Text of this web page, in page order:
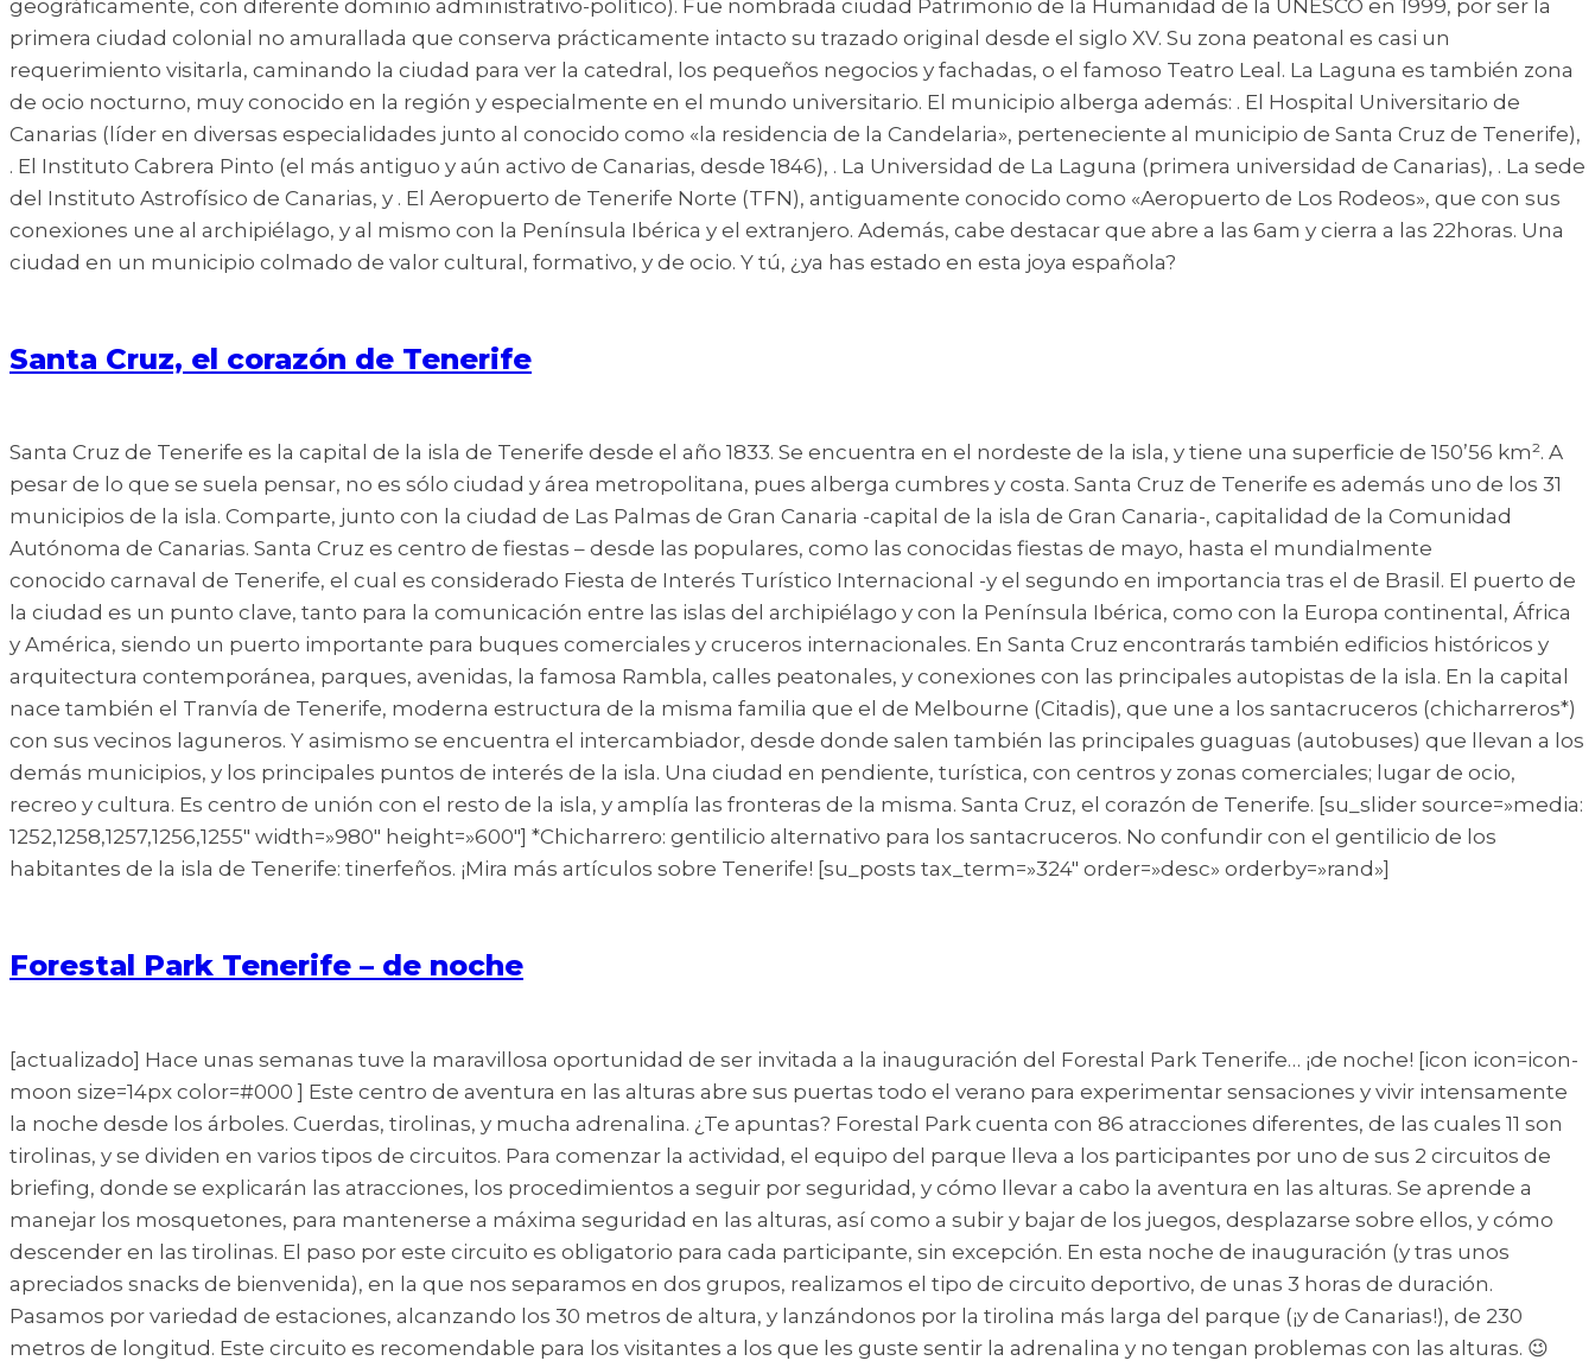
geográficamente, con diferente dominio administrativo-político). Fue nombrada ciudad Patrimonio de la Humanidad de la UNESCO en 1999, por ser la
primera ciudad colonial no amurallada que conserva prácticamente intacto su trazado original desde el siglo XV. Su zona peatonal es casi un
requerimiento visitarla, caminando la ciudad para ver la catedral, los pequeños negocios y fachadas, o el famoso Teatro Leal. La Laguna es también zona
de ocio nocturno, muy conocido en la región y especialmente en el mundo universitario. El municipio alberga además: . El Hospital Universitario de
Canarias (líder en diversas especialidades junto al conocido como «la residencia de la Candelaria», perteneciente al municipio de Santa Cruz de Tenerife),
. El Instituto Cabrera Pinto (el más antiguo y aún activo de Canarias, desde 1846), . La Universidad de La Laguna (primera universidad de Canarias), . La sede
del Instituto Astrofísico de Canarias, y . El Aeropuerto de Tenerife Norte (TFN), antiguamente conocido como «Aeropuerto de Los Rodeos», que con sus
conexiones une al archipiélago, y al mismo con la Península Ibérica y el extranjero. Además, cabe destacar que abre a las 6am y cierra a las 22horas. Una
ciudad en un municipio colmado de valor cultural, formativo, y de ocio. Y tú, ¿ya has estado en esta joya española?
Santa Cruz, el corazón de Tenerife
Santa Cruz de Tenerife es la capital de la isla de Tenerife desde el año 1833. Se encuentra en el nordeste de la isla, y tiene una superficie de 150’56 km². A
pesar de lo que se suela pensar, no es sólo ciudad y área metropolitana, pues alberga cumbres y costa. Santa Cruz de Tenerife es además uno de los 31
municipios de la isla. Comparte, junto con la ciudad de Las Palmas de Gran Canaria -capital de la isla de Gran Canaria-, capitalidad de la Comunidad
Autónoma de Canarias. Santa Cruz es centro de fiestas – desde las populares, como las conocidas fiestas de mayo, hasta el mundialmente
conocido carnaval de Tenerife, el cual es considerado Fiesta de Interés Turístico Internacional -y el segundo en importancia tras el de Brasil. El puerto de
la ciudad es un punto clave, tanto para la comunicación entre las islas del archipiélago y con la Península Ibérica, como con la Europa continental, África
y América, siendo un puerto importante para buques comerciales y cruceros internacionales. En Santa Cruz encontrarás también edificios históricos y
arquitectura contemporánea, parques, avenidas, la famosa Rambla, calles peatonales, y conexiones con las principales autopistas de la isla. En la capital
nace también el Tranvía de Tenerife, moderna estructura de la misma familia que el de Melbourne (Citadis), que une a los santacruceros (chicharreros*)
con sus vecinos laguneros. Y asimismo se encuentra el intercambiador, desde donde salen también las principales guaguas (autobuses) que llevan a los
demás municipios, y los principales puntos de interés de la isla. Una ciudad en pendiente, turística, con centros y zonas comerciales; lugar de ocio,
recreo y cultura. Es centro de unión con el resto de la isla, y amplía las fronteras de la misma. Santa Cruz, el corazón de Tenerife. [su_slider source=»media:
1252,1258,1257,1256,1255″ width=»980″ height=»600″] *Chicharrero: gentilicio alternativo para los santacruceros. No confundir con el gentilicio de los
habitantes de la isla de Tenerife: tinerfeños. ¡Mira más artículos sobre Tenerife! [su_posts tax_term=»324″ order=»desc» orderby=»rand»]
Forestal Park Tenerife – de noche
[actualizado] Hace unas semanas tuve la maravillosa oportunidad de ser invitada a la inauguración del Forestal Park Tenerife… ¡de noche! [icon icon=icon-
moon size=14px color=#000 ] Este centro de aventura en las alturas abre sus puertas todo el verano para experimentar sensaciones y vivir intensamente
la noche desde los árboles. Cuerdas, tirolinas, y mucha adrenalina. ¿Te apuntas? Forestal Park cuenta con 86 atracciones diferentes, de las cuales 11 son
tirolinas, y se dividen en varios tipos de circuitos. Para comenzar la actividad, el equipo del parque lleva a los participantes por uno de sus 2 circuitos de
briefing, donde se explicarán las atracciones, los procedimientos a seguir por seguridad, y cómo llevar a cabo la aventura en las alturas. Se aprende a
manejar los mosquetones, para mantenerse a máxima seguridad en las alturas, así como a subir y bajar de los juegos, desplazarse sobre ellos, y cómo
descender en las tirolinas. El paso por este circuito es obligatorio para cada participante, sin excepción. En esta noche de inauguración (y tras unos
apreciados snacks de bienvenida), en la que nos separamos en dos grupos, realizamos el tipo de circuito deportivo, de unas 3 horas de duración.
Pasamos por variedad de estaciones, alcanzando los 30 metros de altura, y lanzándonos por la tirolina más larga del parque (¡y de Canarias!), de 230
metros de longitud. Este circuito es recomendable para los visitantes a los que les guste sentir la adrenalina y no tengan problemas con las alturas. 😉